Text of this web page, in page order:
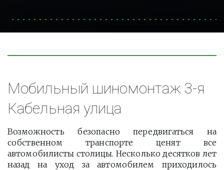
Мобильный шиномонтаж 3-я
Кабельная улица
Возможность безопасно передвигаться на
собственном транспорте ценят все
автомобилисты столицы. Несколько десятков лет
назад на уход за автомобилем приходилось